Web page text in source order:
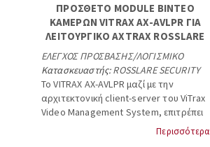
ΠΡΟΣΘΕΤΟ MODULE ΒΙΝΤΕΟ
ΚΑΜΕΡΩΝ VITRAX AX-AVLPR ΓΙΑ
ΛΕΙΤΟΥΡΓΙΚΟ AXTRAX ROSSLARE
ΕΛΕΓΧΟΣ ΠΡΟΣΒΑΣΗΣ/ΛΟΓΙΣΜΙΚΟ
Κατασκευαστής:ROSSLARE SECURITY
Το VITRAX AX-AVLPR μαζί με την
αρχιτεκτονική client-server του ViTrax
Video Management System, επιτρέπει
την αναγνώριση πινακίδας οχημάτων,
και συνεργάζεται με οιαδήποτε IP
Περισσότερα